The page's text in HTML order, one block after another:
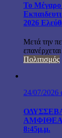
Το Μέγαρο
2026
Μετά την
Πολιτισμός
24/07/2026
8:45μ.μ.